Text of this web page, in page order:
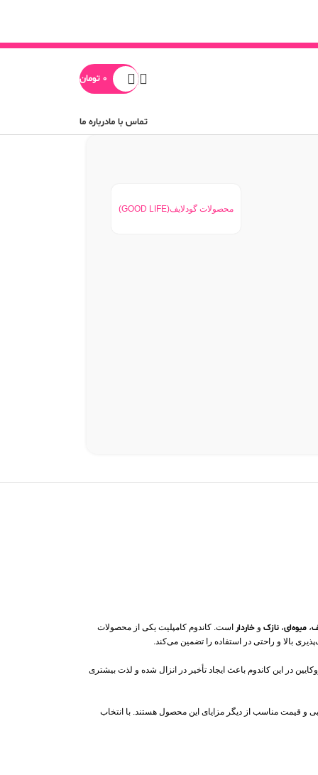
0 تومان
تماس با مادرباره ما
محصولات گودلایف(GOOD LIFE)
، میوه‌ای، نازک و خاردار
است. کاندوم کامپلیت یکی از محصولات
بالا و راحتی در استفاده را تضمین می‌کند.
در این کاندوم باعث ایجاد تأخیر در انزال شده و لذت بیشتری
و قیمت مناسب از دیگر مزایای این محصول هستند. با انتخاب